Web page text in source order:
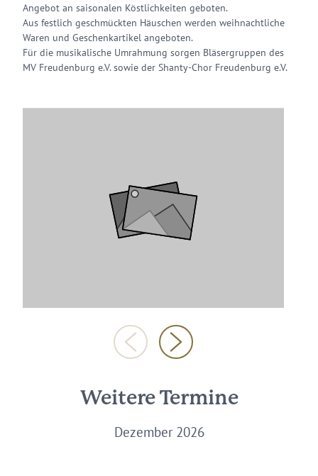
Angebot an saisonalen Köstlichkeiten geboten.
Aus festlich geschmückten Häuschen werden weihnachtliche
Waren und Geschenkartikel angeboten.
Für die musikalische Umrahmung sorgen Bläsergruppen des
MV Freudenburg e.V. sowie der Shanty-Chor Freudenburg e.V.
Weitere Termine
Dezember 2026